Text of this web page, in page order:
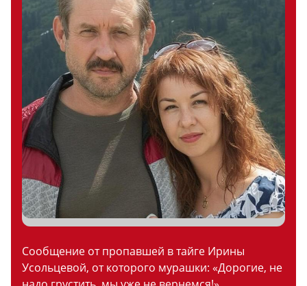
Сообщение от пропавшей в тайге Ирины
Усольцевой, от которого мурашки: «Дорогие, не